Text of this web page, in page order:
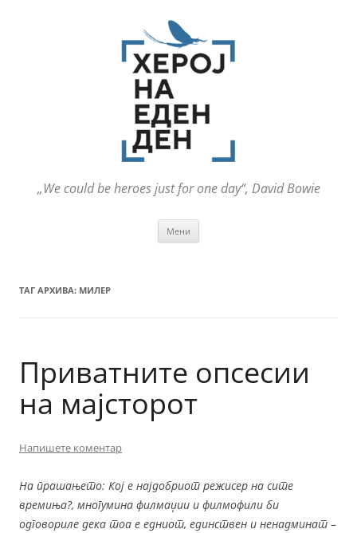
„We could be heroes just for one day“, David Bowie
Мени
ТАГ АРХИВА: МИЛЕР
Приватните опсесии
на мајсторот
Напишете коментар
На прашањето: Кој е најдобриот режисер на сите
времиња?, многумина филмаџии и филмофили би
одговориле дека тоа е едниот, единствен и ненадминат –